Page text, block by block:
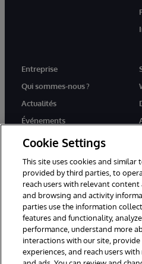
Entreprise
Qui sommes-nous ?
Actualités
Événements
Rejoignez-nous
© 1996-2026 InterSystems
réservés.
Mentions légales
Déclaration de confidentialité
Cookie Settings
This site uses cookies and similar
provided by third parties, to
reach users with relevant
and browsing and activity
parties use the information
features and functionality,
performance, understand more
interactions with our site,
experiences, and reach users